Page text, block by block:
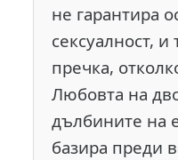
не гарантира
сексуалност,
пречка,
Любовта на
дълбините на
базира преди